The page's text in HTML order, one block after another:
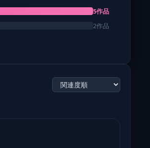
5作品
2作品